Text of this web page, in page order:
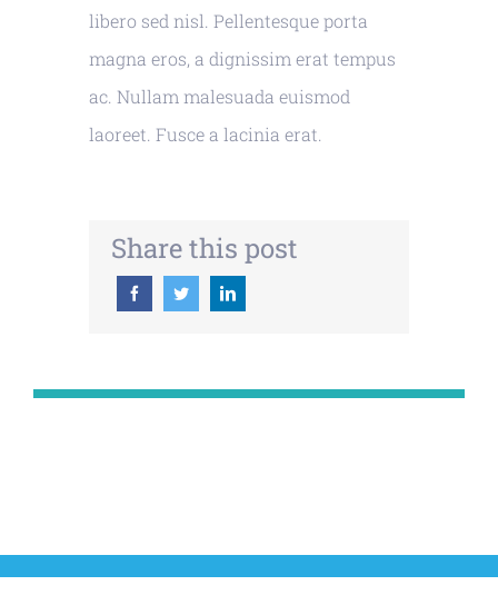
libero sed nisl. Pellentesque porta
magna eros, a dignissim erat tempus
ac. Nullam malesuada euismod
laoreet. Fusce a lacinia erat.
Share this post